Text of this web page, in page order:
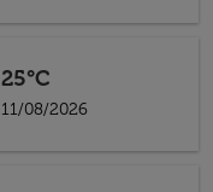
25°C
11/08/2026